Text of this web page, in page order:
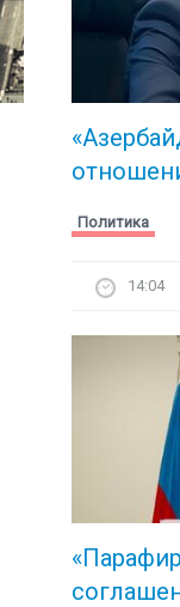
Политика
14:04